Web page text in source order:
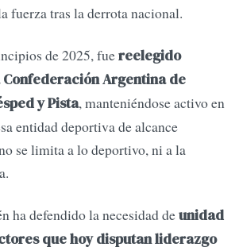
fuerza tras la derrota nacional.
de 2025, fuereelegido
Argentina de
y Pista, manteniéndose activo en
entidad deportiva de alcance
se limita a lo deportivo, ni a la
ha defendido la necesidad deunidad
que hoy disputan liderazgo